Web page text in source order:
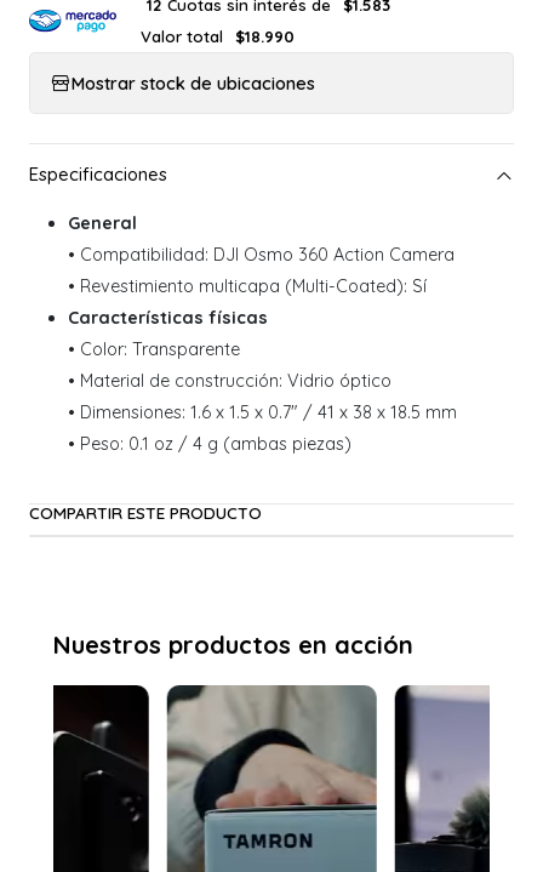
12 Cuotas sin interés de
$1.583
Valor total
$18.990
Mostrar stock de ubicaciones
General
• Compatibilidad: DJI Osmo 360 Action Camera
• Revestimiento multicapa (Multi-Coated): Sí
Características físicas
• Color: Transparente
• Material de construcción: Vidrio óptico
• Dimensiones: 1.6 x 1.5 x 0.7" / 41 x 38 x 18.5 mm
• Peso: 0.1 oz / 4 g (ambas piezas)
COMPARTIR ESTE PRODUCTO